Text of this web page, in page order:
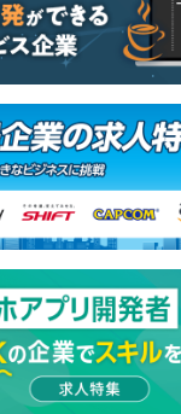
へのこだわり」「
きで考える」この
均年齢も30歳の
発、雰囲気は常
イターになったメ
ざま。常に新しく
ト。役員メンバー
階層のみです。